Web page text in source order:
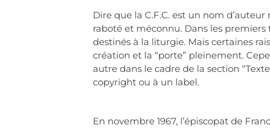
Dire que la C.F.C. est un nom
raboté et méconnu. Dans les
destinés à la liturgie. Mais certaines
création et la “porte” pleinement.
autre dans le cadre de la section
copyright ou à un label.
En novembre 1967, l’épiscopat de